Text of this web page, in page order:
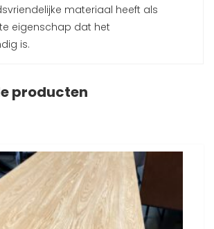
materiaal heeft als
eigenschap dat het
is.
producten